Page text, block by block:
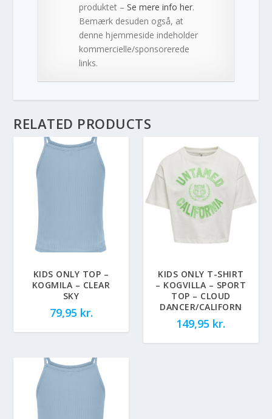
produktet –Se mere info her.
Bemærk desuden også, at
denne hjemmeside indeholder
kommercielle/sponsorerede
links.
RELATED PRODUCTS
KIDS ONLY TOP –
KOGMILA – CLEAR
SKY
79,95 kr.
KIDS ONLY T-SHIRT
– KOGVILLA – SPORT
TOP – CLOUD
DANCER/CALIFORN
149,95 kr.